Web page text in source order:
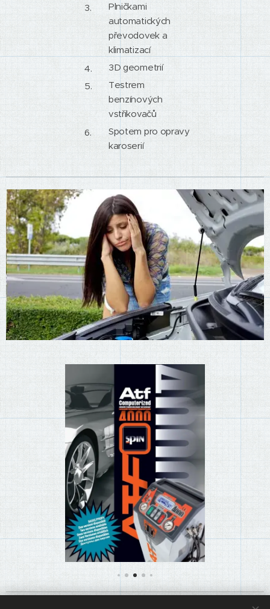
Plničkami
automatických
převodovek a
klimatizací
3D geometrií
Testrem
benzínových
vstřikovačů
Spotem pro opravy
karoserií